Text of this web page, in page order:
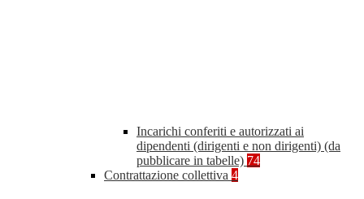
Incarichi conferiti e autorizzati ai
dipendenti (dirigenti e non dirigenti) (da
pubblicare in tabelle) 74
Contrattazione collettiva 4